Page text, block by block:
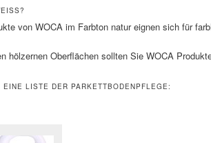
von WOCA im Farbton natur eignen sich für
hölzernen Oberflächen sollten Sie WOCA
EINE LISTE DER PARKETTBODENPFLEGE: